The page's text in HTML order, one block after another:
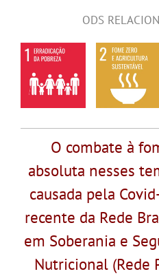
ODS
O combate à
absoluta nesses
causada pela
recente da Rede
em Soberania e
Nutricional (Rede